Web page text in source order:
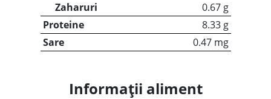
Zaharuri
0.67 g
Proteine
8.33 g
Sare
0.47 mg
Informații aliment